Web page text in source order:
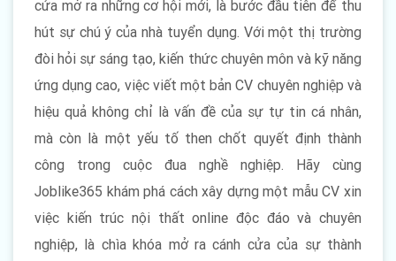
cửa mở ra những cơ hội mới, là bước đầu tiên để thu
hút sự chú ý của nhà tuyển dụng. Với một thị trường
đòi hỏi sự sáng tạo, kiến thức chuyên môn và kỹ năng
ứng dụng cao, việc viết một bản CV chuyên nghiệp và
hiệu quả không chỉ là vấn đề của sự tự tin cá nhân,
mà còn là một yếu tố then chốt quyết định thành
công trong cuộc đua nghề nghiệp. Hãy cùng
Joblike365 khám phá cách xây dựng một mẫu CV xin
việc kiến trúc nội thất online độc đáo và chuyên
nghiệp, là chìa khóa mở ra cánh cửa của sự thành